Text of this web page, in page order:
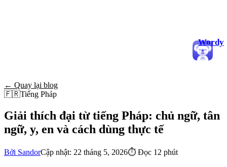
Wordy
← Quay lại blog
🇫🇷Tiếng Pháp
Giải thích đại từ tiếng Pháp: chủ ngữ, tân
ngữ, y, en và cách dùng thực tế
Bởi SandorCập nhật: 22 tháng 5, 2026⏱ Đọc 12 phút